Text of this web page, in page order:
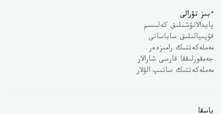
ءبىز تۋرالى
پايدالانۋشىلىق كەلىسىم
قۇپىيالىلىق ساياساتى
مەملەكەتتىك رامىزدەر
جەمقورلىققا قارسى شارالار
مەملەكەتتىك ساتىپ الۋلار